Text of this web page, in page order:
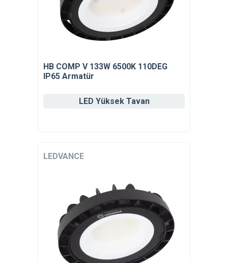
HB COMP V 133W 6500K 110DEG
IP65 Armatür
LED Yüksek Tavan
LEDVANCE